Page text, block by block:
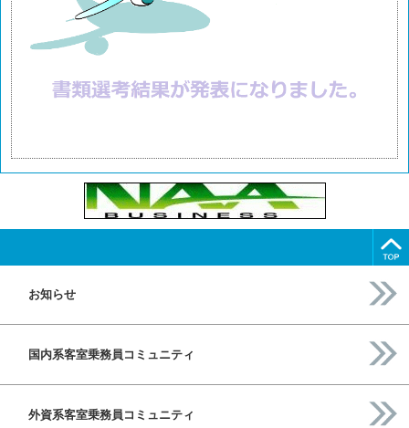
お知らせ
国内系客室乗務員コミュニティ
外資系客室乗務員コミュニティ